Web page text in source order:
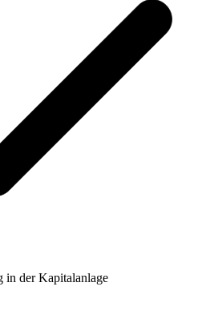
in der Kapitalanlage